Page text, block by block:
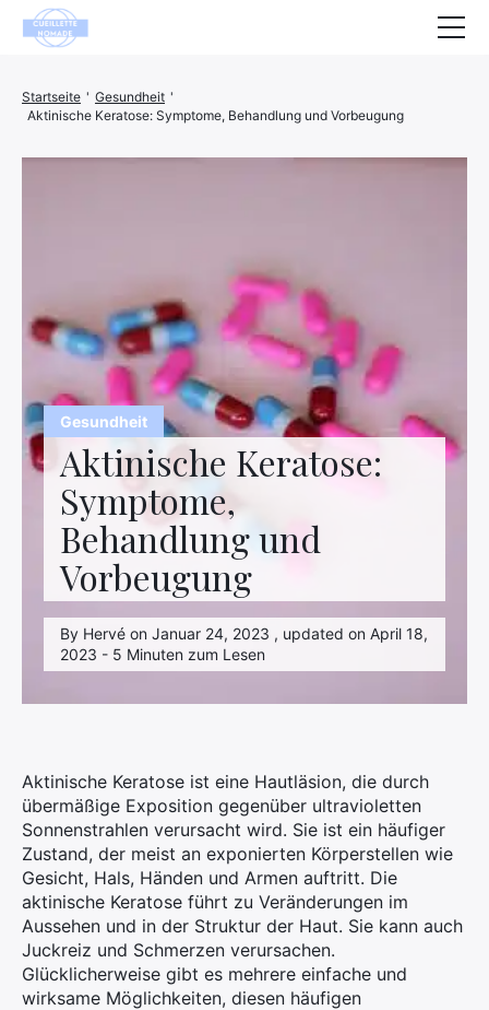
Gesundheit
Aktinische Keratose:
Symptome,
Behandlung und
Vorbeugung
By Hervé on Januar 24, 2023 , updated on April 18,
2023 - 5 Minuten zum Lesen
Startseite ' Gesundheit '
Aktinische Keratose: Symptome, Behandlung und Vorbeugung
Aktinische Keratose ist eine Hautläsion, die durch
übermäßige Exposition gegenüber ultravioletten
Sonnenstrahlen verursacht wird. Sie ist ein häufiger
Zustand, der meist an exponierten Körperstellen wie
Gesicht, Hals, Händen und Armen auftritt. Die
aktinische Keratose führt zu Veränderungen im
Aussehen und in der Struktur der Haut. Sie kann auch
Juckreiz und Schmerzen verursachen.
Glücklicherweise gibt es mehrere einfache und
wirksame Möglichkeiten, diesen häufigen
Tiere
Unternehmen
Finanzen
Hightech
Freizeit